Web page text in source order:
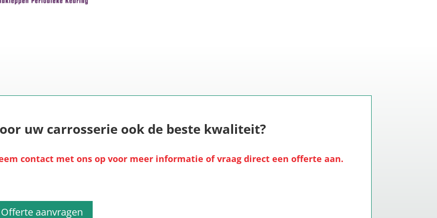
uw carrosserie ook de beste kwaliteit?
contact met ons op voor meer informatie of vraag direct een offerte aan.
Offerte aanvragen